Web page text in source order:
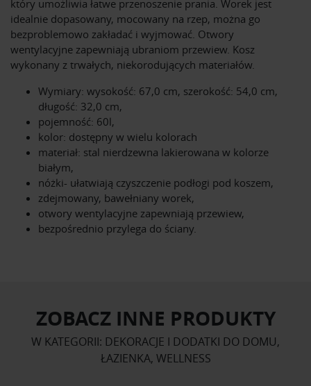
który umożliwia łatwe przenoszenie prania. Worek jest
idealnie dopasowany, mocowany na rzep, można go
bezproblemowo zakładać i wyjmować. Otwory
wentylacyjne zapewniają ubraniom przewiew. Kosz
wykonany z trwałych, niekorodujących materiałów.
Wymiary: wysokość: 67,0 cm, szerokość: 54,0 cm,
długość: 32,0 cm,
pojemność: 60l,
kolor: dostępny w wielu kolorach
materiał: stal nierdzewna lakierowana w kolorze
białym,
nóżki- ułatwiają czyszczenie podłogi pod koszem,
zdejmowany, bawełniany worek,
otwory wentylacyjne zapewniają przewiew,
bezpośrednio przylega do ściany.
ZOBACZ INNE PRODUKTY
W KATEGORII: DEKORACJE I DODATKI DO DOMU,
ŁAZIENKA, WELLNESS